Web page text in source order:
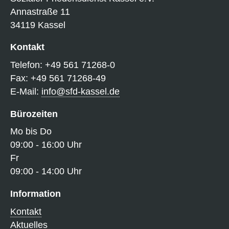
Annastraße 11
34119 Kassel
Kontakt
Telefon: +49 561 71268-0
Fax: +49 561 71268-49
E-Mail: info@sfd-kassel.de
Bürozeiten
Mo bis Do
09:00 - 16:00 Uhr
Fr
09:00 - 14:00 Uhr
Information
Kontakt
Aktuelles